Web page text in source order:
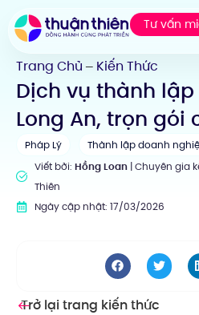
Tư vấn
Trang Chủ — Kiến Thức
Dịch vụ thành
Long An, trọn gói
Pháp Lý
Thành lập doanh
Viết bởi: Hồng Loan| Chuyên gia
Thiên
Ngày cập nhật: 17/03/2026
Trở lại trang kiến thức